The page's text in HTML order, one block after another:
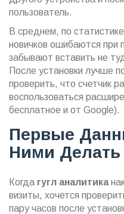
пользователь.
В среднем, по
новичков ошибаются при
забывают вставить не
После установки лучше
проверить, что счетчик
воспользоваться
бесплатное и от Google).
Первые
Ними Делать
Когда гугл аналитика
визиты, хочется
пару часов после